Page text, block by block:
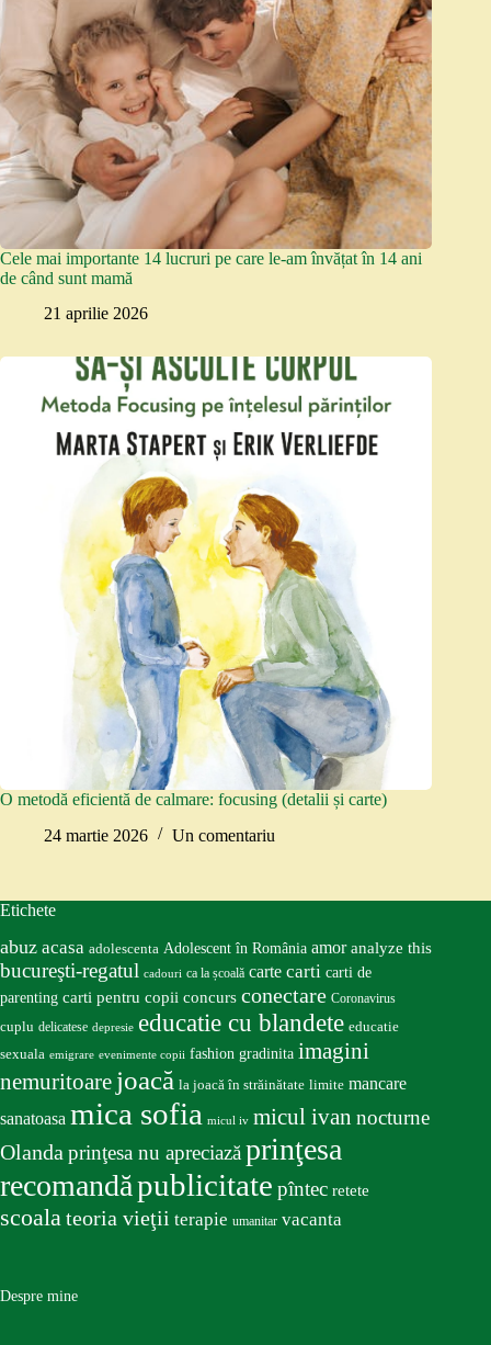
Cele mai importante 14 lucruri pe care le-am învățat în 14 ani
de când sunt mamă
21 aprilie 2026
O metodă eficientă de calmare: focusing (detalii și carte)
24 martie 2026
Un comentariu
Etichete
abuz acasa adolescenta Adolescent în România amor analyze this
bucureşti-regatul cadouri ca la școală carte carti carti de
parenting carti pentru copii concurs conectare Coronavirus
cuplu delicatese depresie educatie cu blandete educatie
sexuala emigrare evenimente copii fashion gradinita imagini
nemuritoare joacă la joacă în străinătate limite mancare
sanatoasa mica sofia micul iv micul ivan nocturne
Olandaprinţesa nu apreciazăprinţesa
recomandăpublicitate pîntec retete
scoalateoria vieţii terapie umanitar vacanta
Despre mine